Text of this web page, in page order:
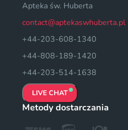
Apteka św. Huberta
contact@aptekaswhuberta.pl
+44-203-608-1340
+44-808-189-1420
+44-203-514-1638
LIVE CHAT
Metody dostarczania